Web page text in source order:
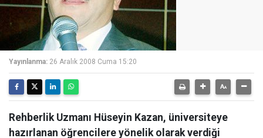
Yayınlanma: 26 Aralık 2008 Cuma 15:20
Rehberlik Uzmanı Hüseyin Kazan, üniversiteye
hazırlanan öğrencilere yönelik olarak verdiği